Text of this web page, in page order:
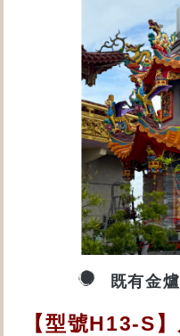
既有金
【型號H13-S